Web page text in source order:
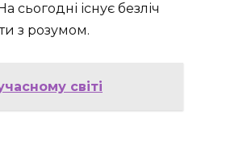
сьогодні існує безліч
з розумом.
світі